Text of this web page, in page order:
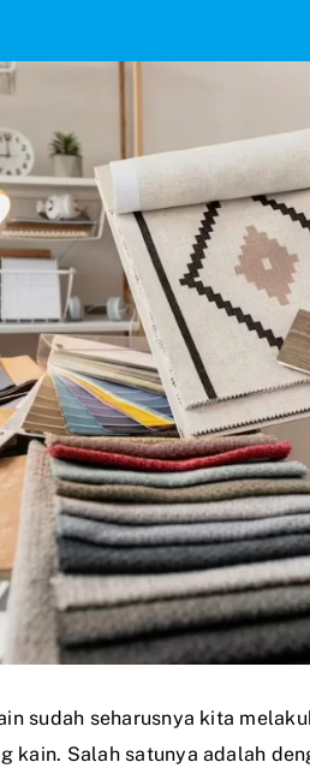
sudah seharusnya kita
kain. Salah satunya adalah